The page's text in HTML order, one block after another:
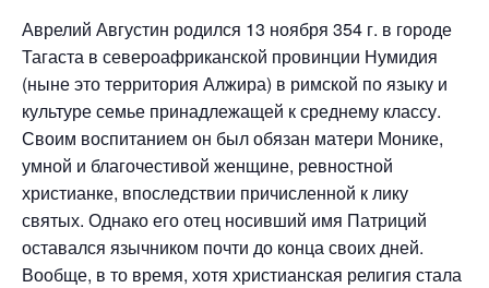
Аврелий Августин родился 13 ноября 354 г. в городе
Тагаста в североафриканской провинции Нумидия
(ныне это территория Алжира) в римской по языку и
культуре семье принадлежащей к среднему классу.
Своим воспитанием он был обязан матери Монике,
умной и благочестивой женщине, ревностной
христианке, впоследствии причисленной к лику
святых. Однако его отец носивший имя Патриций
оставался язычником почти до конца своих дней.
Вообще, в то время, хотя христианская религия стала